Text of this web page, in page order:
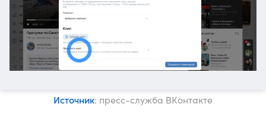
Источник: пресс-служба ВКонтакте